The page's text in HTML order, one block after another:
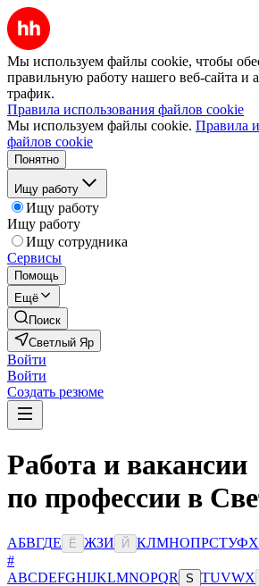
Мы используем файлы cookie, чтобы
правильную работу нашего веб-сайта и
трафик.
Правила использования файлов cookie
Мы используем файлы cookie. Правила
файлов cookie
Понятно
Ищу работу
Ищу работу
Ищу работу
Ищу сотрудника
Сервисы
Помощь
Ещё
Поиск
Светлый Яр
Войти
Войти
Создать резюме
Работа и вакансии
по профессии в
АБВГДЕ Ё ЖЗИ Й КЛМНОПРСТУФХ
#
ABCDEFGHIJKLMNOPQR S TUVWX